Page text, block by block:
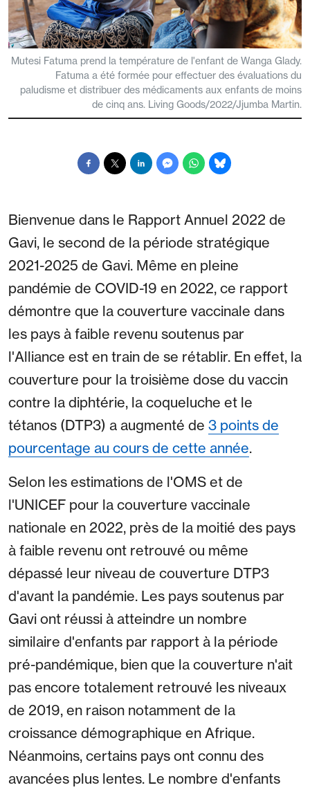
Mutesi Fatuma prend la température de l'enfant de Wanga Glady.
Fatuma a été formée pour effectuer des évaluations du
paludisme et distribuer des médicaments aux enfants de moins
de cinq ans. Living Goods/2022/Jjumba Martin.
Bienvenue dans le Rapport Annuel 2022 de
Gavi, le second de la période stratégique
2021-2025 de Gavi. Même en pleine
pandémie de COVID-19 en 2022, ce rapport
démontre que la couverture vaccinale dans
les pays à faible revenu soutenus par
l'Alliance est en train de se rétablir. En effet, la
couverture pour la troisième dose du vaccin
contre la diphtérie, la coqueluche et le
tétanos (DTP3) a augmenté de 3 points de
pourcentage au cours de cette année.
Selon les estimations de l'OMS et de
l'UNICEF pour la couverture vaccinale
nationale en 2022, près de la moitié des pays
à faible revenu ont retrouvé ou même
dépassé leur niveau de couverture DTP3
d'avant la pandémie. Les pays soutenus par
Gavi ont réussi à atteindre un nombre
similaire d'enfants par rapport à la période
pré-pandémique, bien que la couverture n'ait
pas encore totalement retrouvé les niveaux
de 2019, en raison notamment de la
croissance démographique en Afrique.
Néanmoins, certains pays ont connu des
avancées plus lentes. Le nombre d'enfants